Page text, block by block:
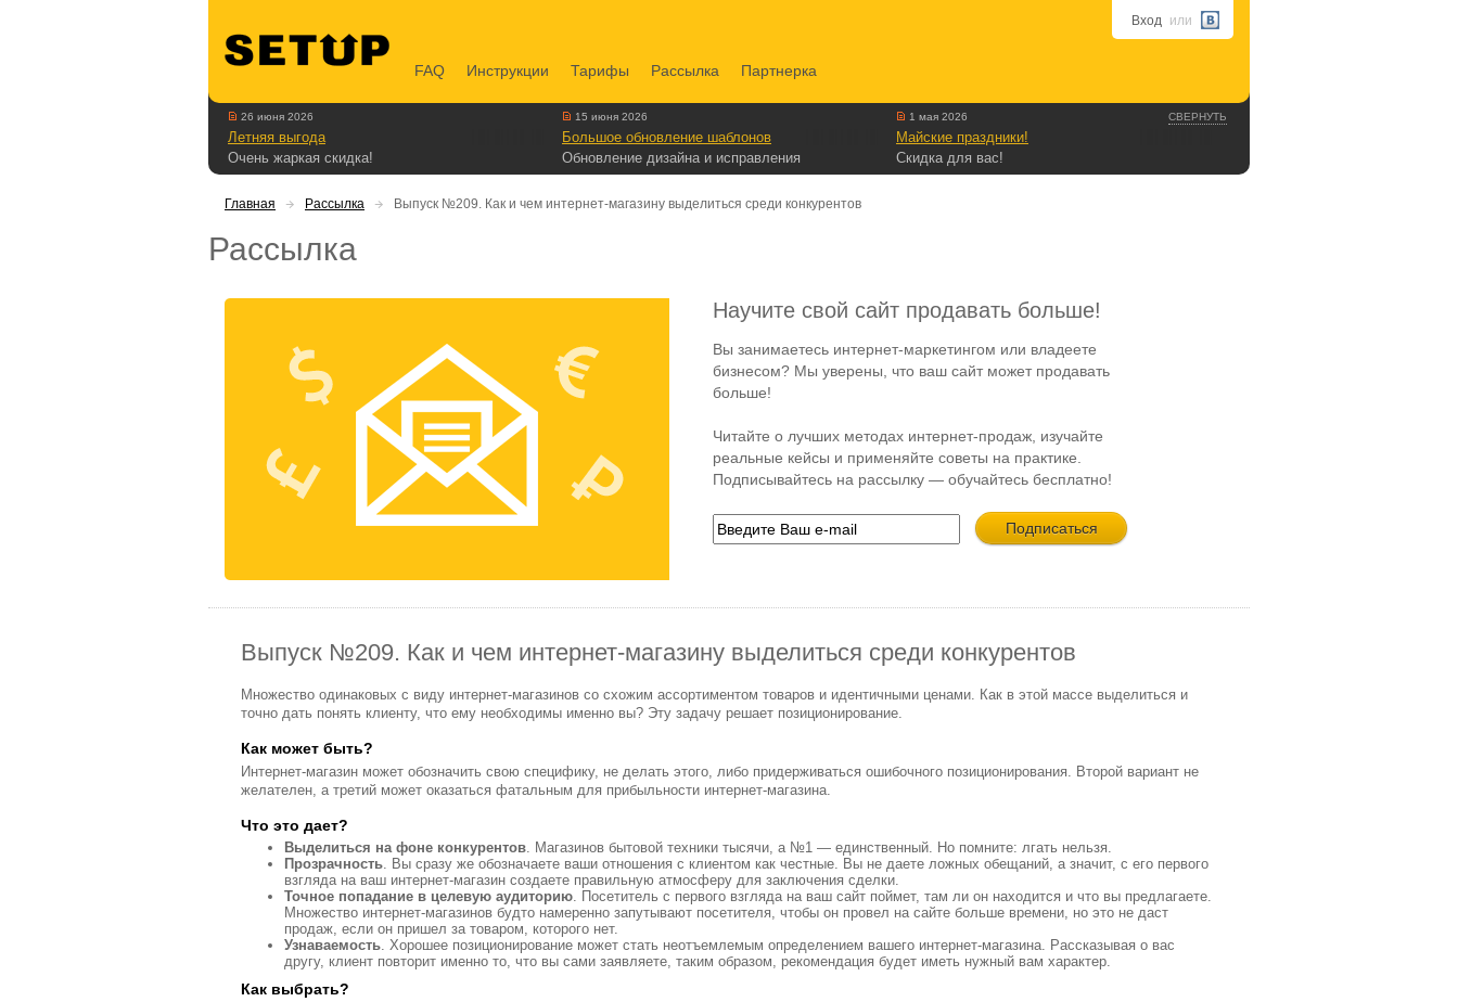
Вход или
FAQ Инструкции Тарифы Рассылка Партнерка
СВЕРНУТЬ
26 июня 2026
Летняя выгода
Очень жаркая скидка!
15 июня 2026
Большое обновление шаблонов
Обновление дизайна и исправления
1 мая 2026
Майские праздники!
Скидка для вас!
Главная Рассылка Выпуск №209. Как и чем интернет-магазину выделиться среди конкурентов
Рассылка
Научите свой сайт продавать больше!
Вы занимаетесь интернет-маркетингом или владеете
бизнесом? Мы уверены, что ваш сайт может продавать
больше!
Читайте о лучших методах интернет-продаж, изучайте
реальные кейсы и применяйте советы на практике.
Подписывайтесь на рассылку — обучайтесь бесплатно!
Выпуск №209. Как и чем интернет-магазину выделиться среди конкурентов
Множество одинаковых с виду интернет-магазинов со схожим ассортиментом товаров и идентичными ценами. Как в этой массе выделиться и
точно дать понять клиенту, что ему необходимы именно вы? Эту задачу решает позиционирование.
Как может быть?
Интернет-магазин может обозначить свою специфику, не делать этого, либо придерживаться ошибочного позиционирования. Второй вариант не
желателен, а третий может оказаться фатальным для прибыльности интернет-магазина.
Что это дает?
Выделиться на фоне конкурентов. Магазинов бытовой техники тысячи, а №1 — единственный. Но помните: лгать нельзя.
Прозрачность. Вы сразу же обозначаете ваши отношения с клиентом как честные. Вы не даете ложных обещаний, а значит, с его первого
взгляда на ваш интернет-магазин создаете правильную атмосферу для заключения сделки.
Точное попадание в целевую аудиторию. Посетитель с первого взгляда на ваш сайт поймет, там ли он находится и что вы предлагаете.
Множество интернет-магазинов будто намеренно запутывают посетителя, чтобы он провел на сайте больше времени, но это не даст
продаж, если он пришел за товаром, которого нет.
Узнаваемость. Хорошее позиционирование может стать неотъемлемым определением вашего интернет-магазина. Рассказывая о вас
другу, клиент повторит именно то, что вы сами заявляете, таким образом, рекомендация будет иметь нужный вам характер.
Как выбрать?